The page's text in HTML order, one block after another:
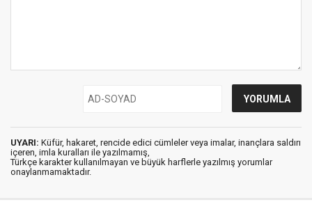
UYARI: Küfür, hakaret, rencide edici cümleler veya imalar, inançlara saldırı
içeren, imla kuralları ile yazılmamış,
Türkçe karakter kullanılmayan ve büyük harflerle yazılmış yorumlar
onaylanmamaktadır.